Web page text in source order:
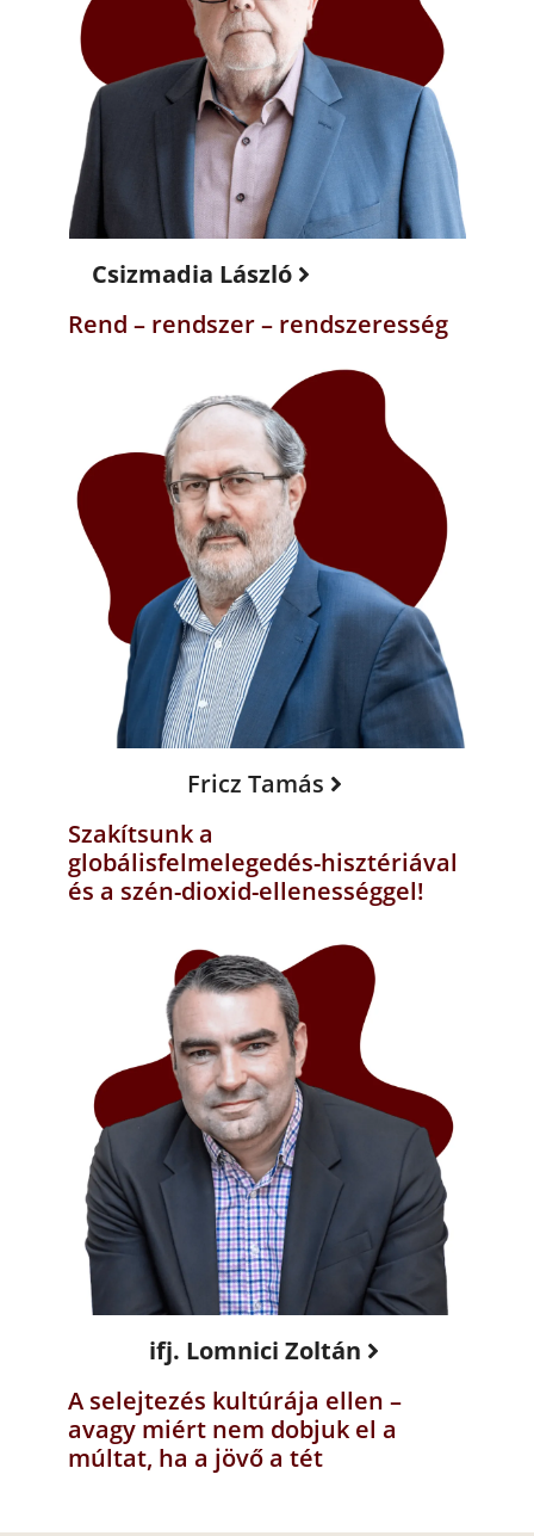
Csizmadia László
Rend – rendszer – rendszeresség
Fricz Tamás
Szakítsunk a
globálisfelmelegedés-hisztériával
és a szén-dioxid-ellenességgel!
ifj. Lomnici Zoltán
A selejtezés kultúrája ellen –
avagy miért nem dobjuk el a
múltat, ha a jövő a tét